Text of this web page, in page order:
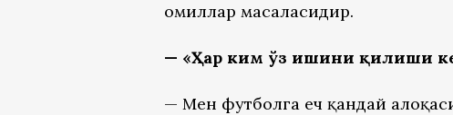
омиллар масаласидир.
— «Ҳар ким ўз ишини қилиши
— Мен футболга ҳеч қандай